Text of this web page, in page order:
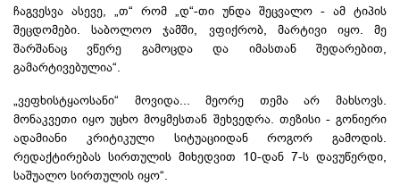
ჩაგვესვა ასევე, „თ“ რომ „დ“-თი უნდა შეცვალო - ამ ტიპის
შეცდომები. საბოლოო ჯამში, ვფიქრობ, მარტივი იყო. მე
შარშანაც ვწერე გამოცდა და იმასთან შედარებით,
გამარტივებულია“.
„ვეფხისტყაოსანი“ მოვიდა... მეორე თემა არ მახსოვს.
მონაკვეთი იყო უცხომოყმესთან შეხვედრა. თეზისი - გონიერი
ადამიანი კრიტიკული სიტუაციიდან როგორ გამოდის.
რედაქტირებას სირთულის მიხედვით 10-დან 7-ს დავუწერდი,
საშუალო სირთულის იყო“.